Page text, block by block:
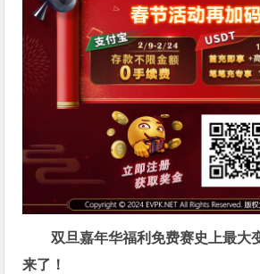
双旦嘉年华福利免费赛史上最大
来了！